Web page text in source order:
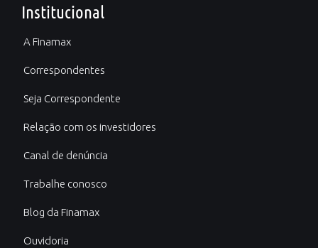
Institucional
A Finamax
Correspondentes
Seja Correspondente
Relação com os investidores
Canal de denúncia
Trabalhe conosco
Blog da Finamax
Ouvidoria